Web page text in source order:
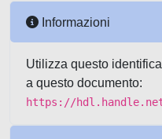
Informazioni
Utilizza questo
a questo documento:
https://